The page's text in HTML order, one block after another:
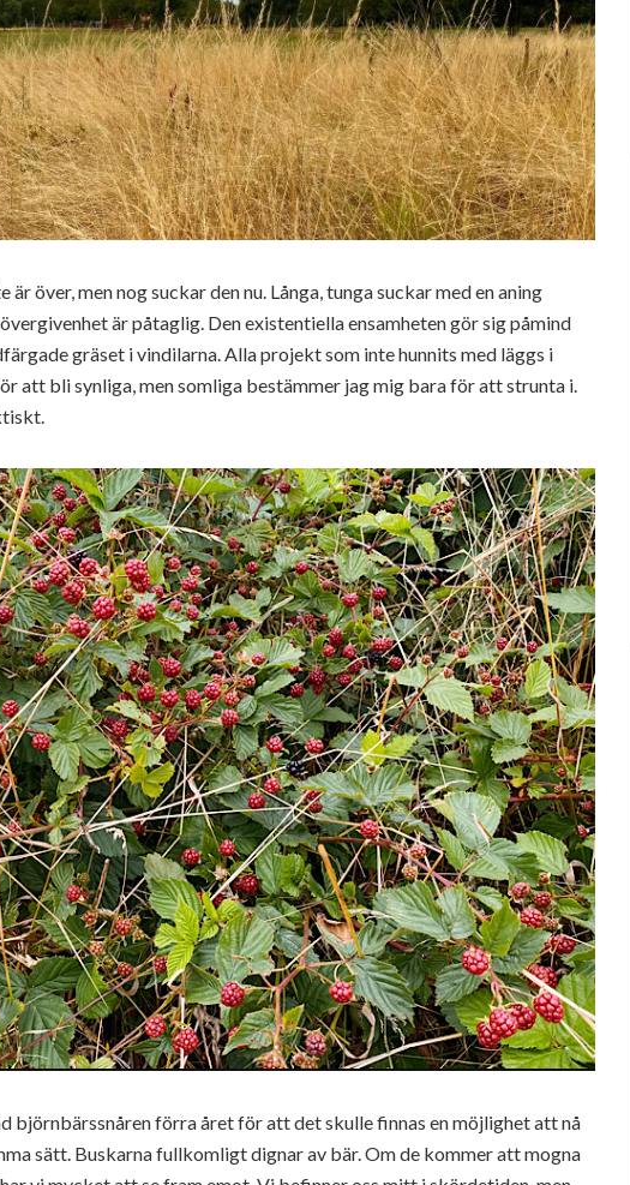
är över, men nog suckar den nu. Långa, tunga suckar med en aning
är påtaglig. Den existentiella ensamheten gör sig påmind
gräset i vindilarna. Alla projekt som inte hunnits med läggs i
att bli synliga, men somliga bestämmer jag mig bara för att strunta i.
björnbärssnåren förra året för att det skulle finnas en möjlighet att nå
sätt. Buskarna fullkomligt dignar av bär. Om de kommer att mogna